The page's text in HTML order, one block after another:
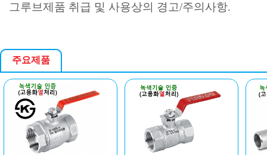
그루브제품 취급 및 사용상의 경고/주의사항.
주요제품